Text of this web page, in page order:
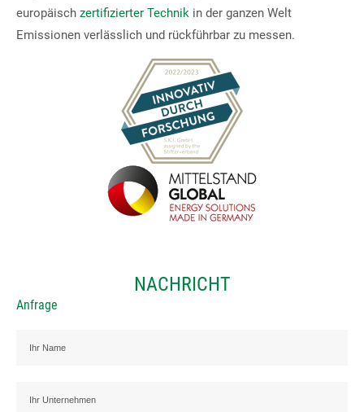
europäisch zertifizierter Technik in der ganzen Welt
Emissionen verlässlich und rückführbar zu messen.
NACHRICHT
Anfrage